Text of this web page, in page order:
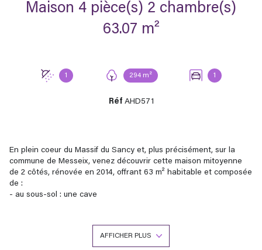
Maison 4 pièce(s) 2 chambre(s)
63.07 m²
1 294 m² 1
Réf AHD571
En plein coeur du Massif du Sancy et, plus précisément, sur la
commune de Messeix, venez découvrir cette maison mitoyenne
de 2 côtés, rénovée en 2014, offrant 63 m² habitable et composée
de :
- au sous-sol : une cave
- à l'étage : un palier et 2 chambres
AFFICHER PLUS